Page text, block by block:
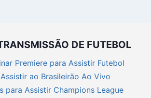
DE FUTEBOL
Premiere para Assistir Futebol
ao Brasileirão Ao Vivo
para Assistir Champions League